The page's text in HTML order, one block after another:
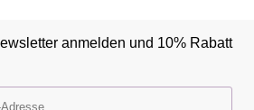
anmelden und 10% Rabatt